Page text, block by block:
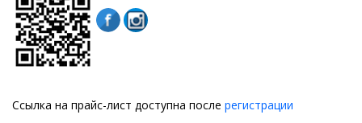
Ссылка на прайс-лист доступна после регистрации